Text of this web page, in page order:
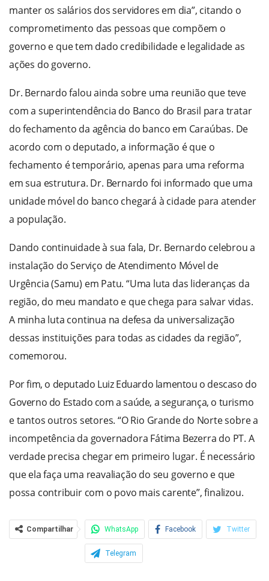
manter os salários dos servidores em dia”, citando o
comprometimento das pessoas que compõem o
governo e que tem dado credibilidade e legalidade as
ações do governo.
Dr. Bernardo falou ainda sobre uma reunião que teve
com a superintendência do Banco do Brasil para tratar
do fechamento da agência do banco em Caraúbas. De
acordo com o deputado, a informação é que o
fechamento é temporário, apenas para uma reforma
em sua estrutura. Dr. Bernardo foi informado que uma
unidade móvel do banco chegará à cidade para atender
a população.
Dando continuidade à sua fala, Dr. Bernardo celebrou a
instalação do Serviço de Atendimento Móvel de
Urgência (Samu) em Patu. “Uma luta das lideranças da
região, do meu mandato e que chega para salvar vidas.
A minha luta continua na defesa da universalização
dessas instituições para todas as cidades da região”,
comemorou.
Por fim, o deputado Luiz Eduardo lamentou o descaso do
Governo do Estado com a saúde, a segurança, o turismo
e tantos outros setores. “O Rio Grande do Norte sobre a
incompetência da governadora Fátima Bezerra do PT. A
verdade precisa chegar em primeiro lugar. É necessário
que ela faça uma reavaliação do seu governo e que
possa contribuir com o povo mais carente”, finalizou.
Compartilhar WhatsApp Facebook Twitter
Telegram